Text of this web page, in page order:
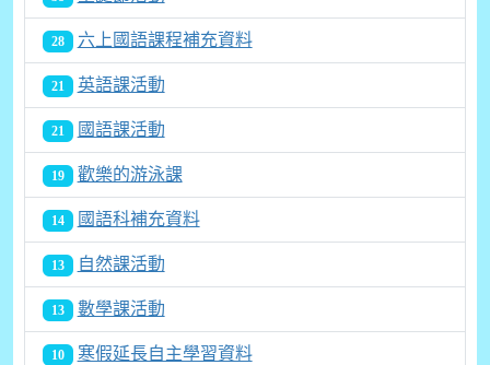
28 六上國語課程補充資料
21 英語課活動
21 國語課活動
19 歡樂的游泳課
14 國語科補充資料
13 自然課活動
13 數學課活動
10 寒假延長自主學習資料